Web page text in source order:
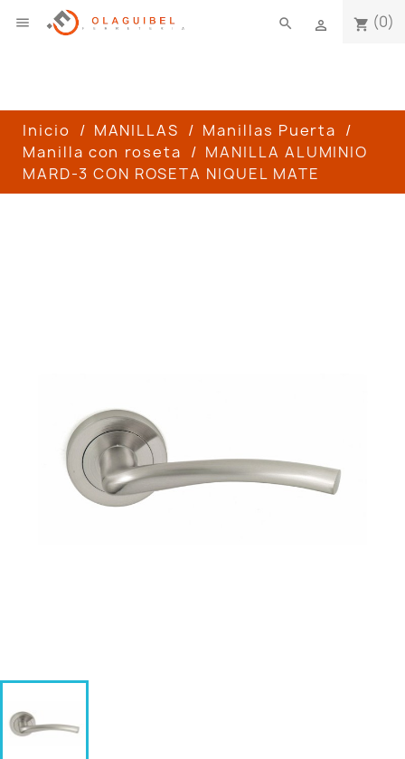
 shopping_cart (0)

search
Inicio MANILLAS
Manillas Puerta
Manilla con roseta
MANILLA ALUMINIO
MARD-3 CON ROSETA NIQUEL MATE